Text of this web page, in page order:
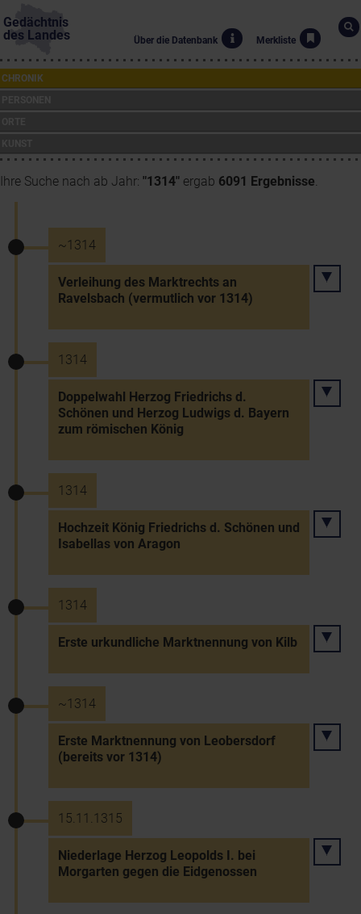
Gedächtnis
des Landes
Über die Datenbank Merkliste
CHRONIK
Ihre Suche nach ab Jahr: "1314" ergab 6091 Ergebnisse.
~1314
Verleihung des Marktrechts an
Ravelsbach (vermutlich vor 1314)
1314
Doppelwahl Herzog Friedrichs d.
Schönen und Herzog Ludwigs d. Bayern
zum römischen König
1314
Hochzeit König Friedrichs d. Schönen und
Isabellas von Aragon
1314
Erste urkundliche Marktnennung von Kilb
~1314
Erste Marktnennung von Leobersdorf
(bereits vor 1314)
15.11.1315
Niederlage Herzog Leopolds I. bei
Morgarten gegen die Eidgenossen